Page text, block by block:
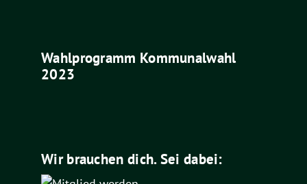
Wahlprogramm Kommunalwahl
2023
Wir brauchen dich. Sei dabei: